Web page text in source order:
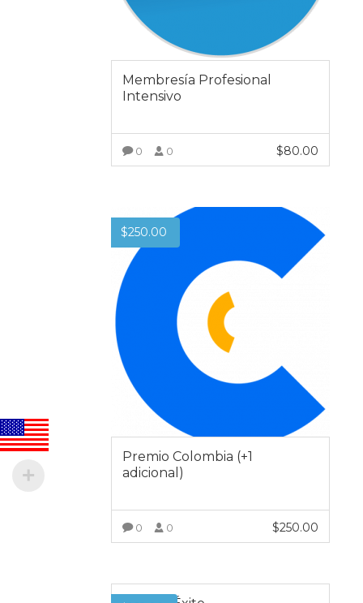
Membresía Profesional
Intensivo
0 0 $80.00
$250.00
Premio Colombia (+1
adicional)
0 0 $250.00